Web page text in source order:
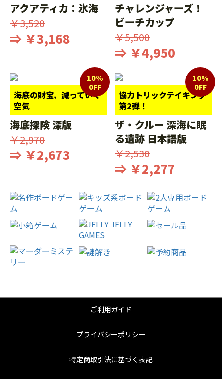
アクアティカ：氷海
￥3,520
⇒ ￥3,168
チャレンジャーズ！
ビーチカップ
￥5,500
⇒ ￥4,950
海底の財宝、減っていく
空気
10%
0FF
海底探険 深版
￥2,970
⇒ ￥2,673
協力トリックテイキング
第2弾！
10%
0FF
ザ・クルー 深海に眠
る遺跡 日本語版
￥2,530
⇒ ￥2,277
ご利用ガイド
プライバシーポリシー
特定商取引法に基づく表記